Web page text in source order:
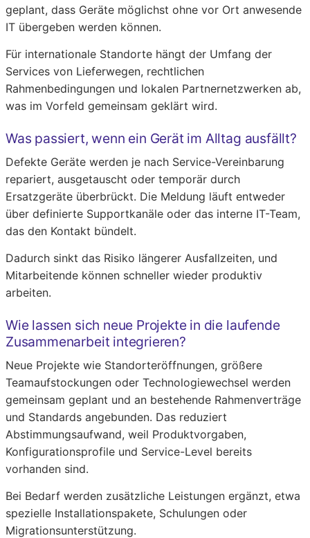
geplant, dass Geräte möglichst ohne vor Ort anwesende
IT übergeben werden können.
Für internationale Standorte hängt der Umfang der
Services von Lieferwegen, rechtlichen
Rahmenbedingungen und lokalen Partnernetzwerken ab,
was im Vorfeld gemeinsam geklärt wird.
Was passiert, wenn ein Gerät im Alltag ausfällt?
Defekte Geräte werden je nach Service-Vereinbarung
repariert, ausgetauscht oder temporär durch
Ersatzgeräte überbrückt. Die Meldung läuft entweder
über definierte Supportkanäle oder das interne IT-Team,
das den Kontakt bündelt.
Dadurch sinkt das Risiko längerer Ausfallzeiten, und
Mitarbeitende können schneller wieder produktiv
arbeiten.
Wie lassen sich neue Projekte in die laufende
Zusammenarbeit integrieren?
Neue Projekte wie Standorteröffnungen, größere
Teamaufstockungen oder Technologiewechsel werden
gemeinsam geplant und an bestehende Rahmenverträge
und Standards angebunden. Das reduziert
Abstimmungsaufwand, weil Produktvorgaben,
Konfigurationsprofile und Service-Level bereits
vorhanden sind.
Bei Bedarf werden zusätzliche Leistungen ergänzt, etwa
spezielle Installationspakete, Schulungen oder
Migrationsunterstützung.